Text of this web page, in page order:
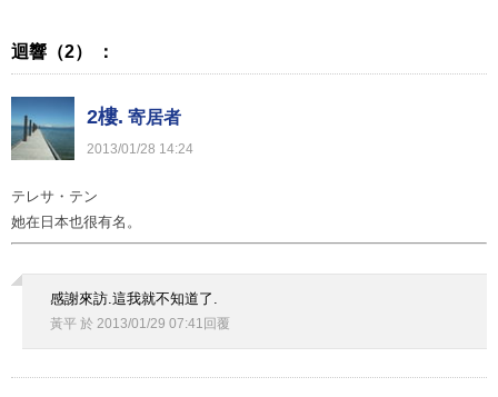
迴響（2） ：
2樓. 寄居者
2013/01/28 14:24
テレサ・テン
她在日本也很有名。
感謝來訪.這我就不知道了.
黃平 於 2013/01/29 07:41 回覆